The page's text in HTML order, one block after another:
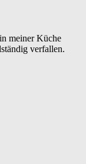
meiner Küche
verfallen.